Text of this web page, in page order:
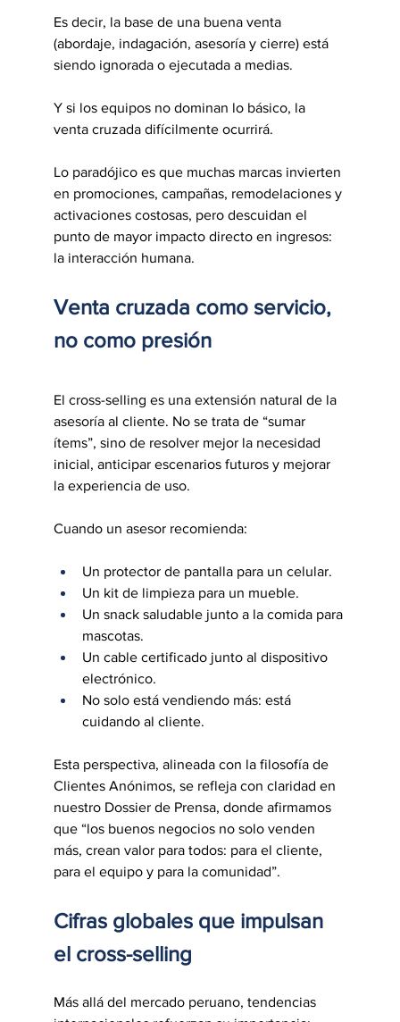
Es decir, la base de una buena venta
(abordaje, indagación, asesoría y cierre) está
siendo ignorada o ejecutada a medias.
Y si los equipos no dominan lo básico, la
venta cruzada difícilmente ocurrirá.
Lo paradójico es que muchas marcas invierten
en promociones, campañas, remodelaciones y
activaciones costosas, pero descuidan el
punto de mayor impacto directo en ingresos:
la interacción humana.
Venta cruzada como servicio,
no como presión
El cross-selling es una extensión natural de la
asesoría al cliente. No se trata de “sumar
ítems”, sino de resolver mejor la necesidad
inicial, anticipar escenarios futuros y mejorar
la experiencia de uso.
Cuando un asesor recomienda:
Un protector de pantalla para un celular.
Un kit de limpieza para un mueble.
Un snack saludable junto a la comida para
mascotas.
Un cable certificado junto al dispositivo
electrónico.
No solo está vendiendo más: está
cuidando al cliente.
Esta perspectiva, alineada con la filosofía de
Clientes Anónimos, se refleja con claridad en
nuestro Dossier de Prensa, donde afirmamos
que “los buenos negocios no solo venden
más, crean valor para todos: para el cliente,
para el equipo y para la comunidad”.
Cifras globales que impulsan
el cross-selling
Más allá del mercado peruano, tendencias